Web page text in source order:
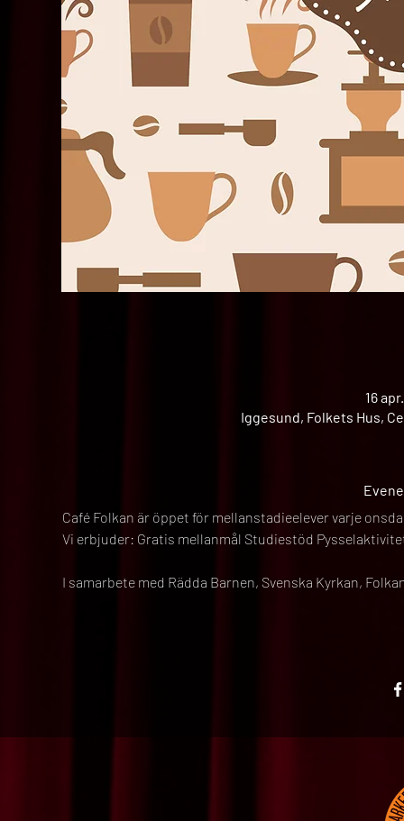
16
Iggesund, Folkets Hus,
Café Folkan är öppet för mellanstadieelever varje
Vi erbjuder: Gratis mellanmål Studiestöd
I samarbete med Rädda Barnen, Svenska Kyrkan,